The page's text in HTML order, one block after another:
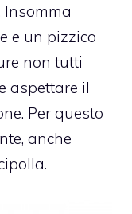
e un pizzico
non tutti
aspettare il
Per questo
anche